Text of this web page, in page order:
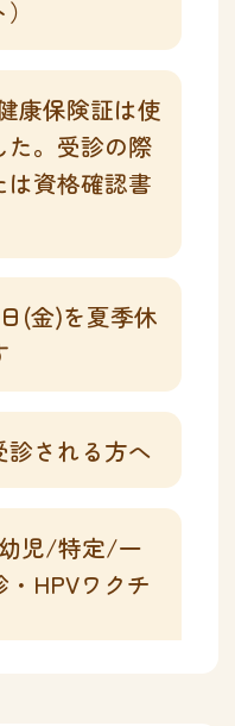
康保険証は使
た。受診の際
は資格確認書
(金)を夏季休
診される方へ
児/特定/一
HPVワクチ